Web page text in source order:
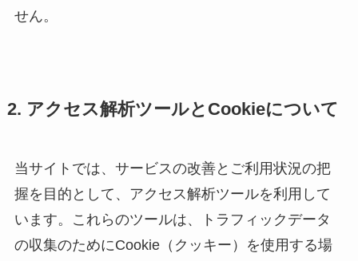
せん。
2. アクセス解析ツールとCookieについて
当サイトでは、サービスの改善とご利用状況の把
握を目的として、アクセス解析ツールを利用して
います。これらのツールは、トラフィックデータ
の収集のためにCookie（クッキー）を使用する場